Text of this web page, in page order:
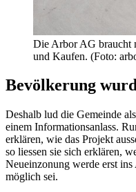
Die Arbor AG braucht
und Kaufen. (Foto:
Bevölkerung
Deshalb lud die Gemeinde
einem Informationsanlass.
erklären, wie das Projekt
so liessen sie sich erklären,
Neueinzonung werde erst
möglich sei.